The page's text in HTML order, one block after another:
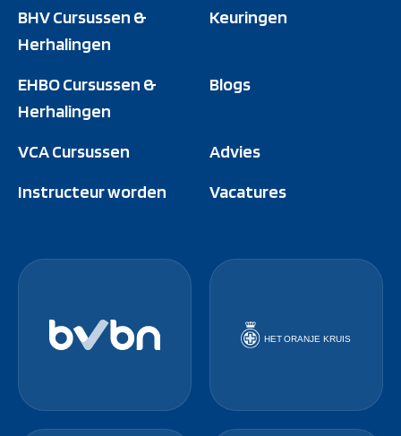
BHV Cursussen &
Herhalingen
Keuringen
EHBO Cursussen &
Herhalingen
Blogs
VCA Cursussen
Advies
Instructeur worden
Vacatures